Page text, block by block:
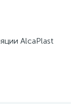
AlcaPlast